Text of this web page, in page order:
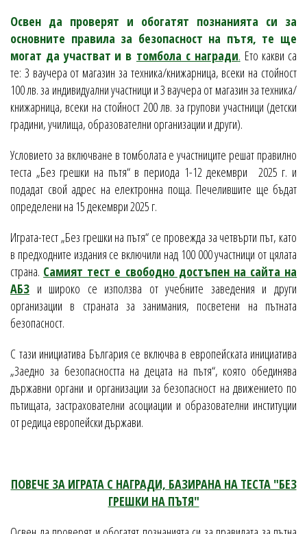
Освен да проверят и обогатят познанията си за
основните правила за безопасност на пътя, те ще
могат да участват и в томбола с награди. Ето какви са
те: 3 ваучера от магазин за техника/книжарница, всеки на стойност
100 лв. за индивидуални участници и 3 ваучера от магазин за техника/
книжарница, всеки на стойност 200 лв. за групови участници (детски
градини, училища, образователни организации и други).
Условието за включване в томболата е участниците решат правилно
теста „Без грешки на пътя“ в периода 1-12 декември 2025 г. и
подадат свой адрес на електронна поща. Печелившите ще бъдат
определени на 15 декември 2025 г.
Играта-тест „Без грешки на пътя“ се провежда за четвърти път, като
в предходните издания се включили над 100 000 участници от цялата
страна. Самият тест е свободно достъпен на сайта на
АБЗ и широко се използва от учебните заведения и други
организации в страната за занимания, посветени на пътната
безопасност.
С тази инициатива България се включва в европейската инициатива
„Заедно за безопасността на децата на пътя“, която обединява
държавни органи и организации за безопасност на движението по
пътищата, застрахователни асоциации и образователни институции
от редица европейски държави.
ПОВЕЧЕ ЗА ИГРАТА С НАГРАДИ, БАЗИРАНА НА ТЕСТА "БЕЗ
ГРЕШКИ НА ПЪТЯ"